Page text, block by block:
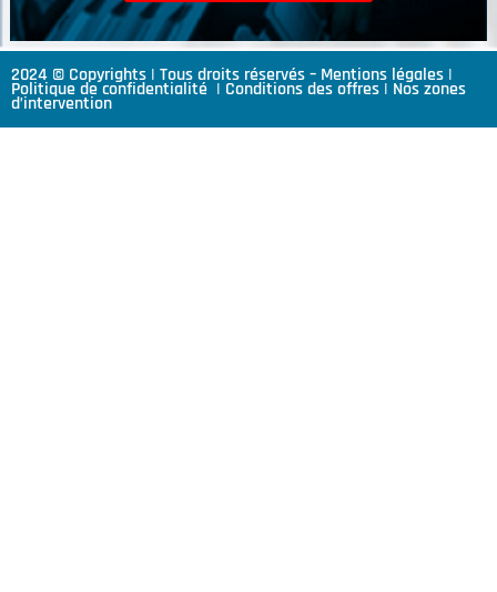
2024 © Copyrights | Tous droits réservés – Mentions légales |
Politique de confidentialité | Conditions des offres | Nos zones
d’intervention